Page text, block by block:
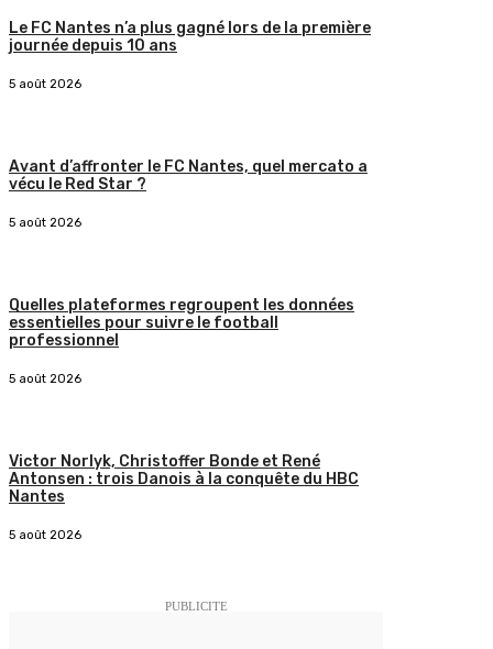
Le FC Nantes n’a plus gagné lors de la première
journée depuis 10 ans
5 août 2026
Avant d’affronter le FC Nantes, quel mercato a
vécu le Red Star ?
5 août 2026
Quelles plateformes regroupent les données
essentielles pour suivre le football
professionnel
5 août 2026
Victor Norlyk, Christoffer Bonde et René
Antonsen : trois Danois à la conquête du HBC
Nantes
5 août 2026